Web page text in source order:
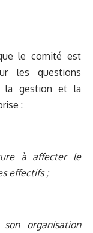
le comité est
les questions
la gestion et la
:
à affecter le
effectifs ;
organisation